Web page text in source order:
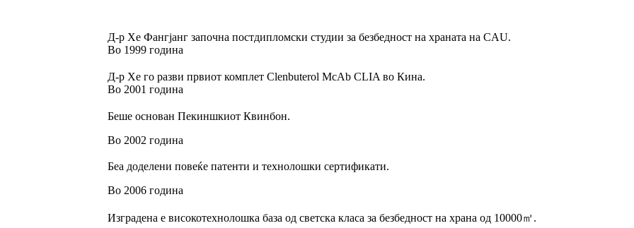
Д-р Хе Фангјанг започна постдипломски студии за безбедност на храната на CAU.
Во 1999 година
Д-р Хе го разви првиот комплет Clenbuterol McAb CLIA во Кина.
Во 2001 година
Беше основан Пекиншкиот Квинбон.
Во 2002 година
Беа доделени повеќе патенти и технолошки сертификати.
Во 2006 година
Изградена е високотехнолошка база од светска класа за безбедност на храна од 10000㎡.